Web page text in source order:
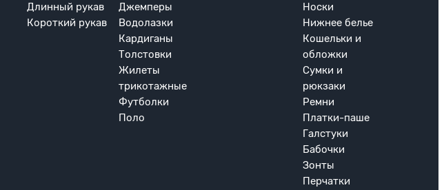
Длинный рукав
Короткий рукав
Джемперы
Водолазки
Кардиганы
Толстовки
Жилеты
трикотажные
Футболки
Поло
Носки
Нижнее белье
Кошельки и
обложки
Сумки и
рюкзаки
Ремни
Платки-паше
Галстуки
Бабочки
Зонты
Перчатки